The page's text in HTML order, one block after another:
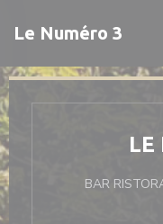
Le Numéro 3
LE
BAR